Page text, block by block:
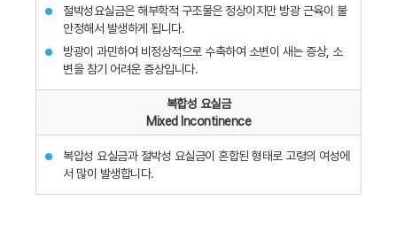
절박성요실금은 해부학적 구조물은 정상이지만 방광 근육이 불
안정해서 발생하게 됩니다.
방광이 과민하여 비정상적으로 수축하여 소변이 새는 증상, 소
변을 참기 어려운 증상입니다.
복합성 요실금
Mixed Incontinence
복압성 요실금과 절박성 요실금이 혼합된 형태로 고령의 여성에
서 많이 발생합니다.